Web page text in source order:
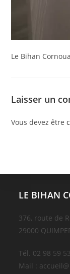
Le Bihan
Laisser un
Vous devez être
LE BIHAN
376, route de
29000
Tél. 02 98 59
Mail :